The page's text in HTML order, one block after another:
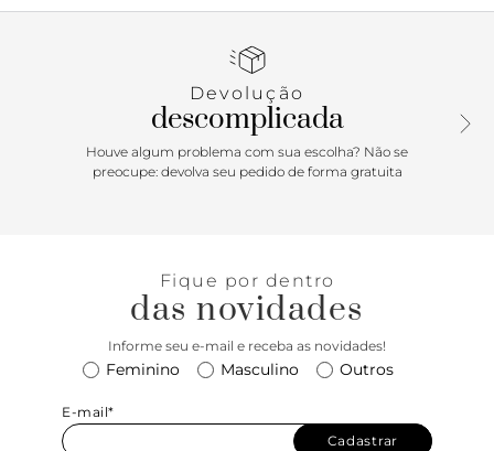
have da temporada. Detalhes da peça: Malha com elastano
Devolução
descomplicada
Houve algum problema com sua escolha? Não se
preocupe: devolva seu pedido de forma gratuita
Fique por dentro
das novidades
Informe seu e-mail e receba as novidades!
Feminino Masculino Outros
E-mail*
Cadastrar